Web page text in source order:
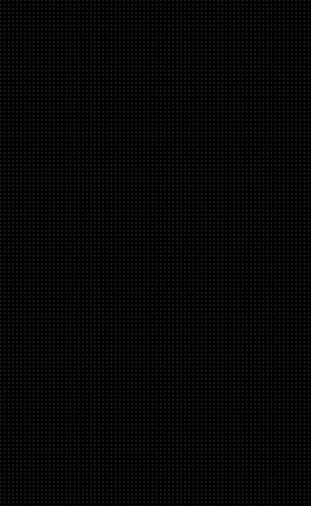
EK Water
Torque
12mm - Satin
skladem u
výrobce
Bitspower
Enhance
G1/4" 90-
Adapter